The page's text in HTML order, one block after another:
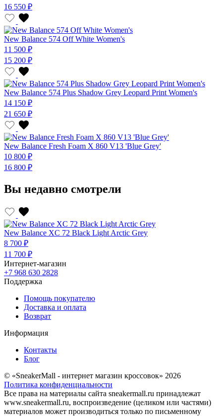
16 550 ₽
New Balance 574 Off White Women's
11 500 ₽
15 200 ₽
New Balance 574 Plus Shadow Grey Leopard Print Women's
14 150 ₽
21 650 ₽
New Balance Fresh Foam X 860 V13 'Blue Grey'
10 800 ₽
16 800 ₽
Вы недавно смотрели
New Balance XC 72 Black Light Arctic Grey
8 700 ₽
11 700 ₽
Интернет-магазин
+7 968 630 2828
Поддержка
Помощь покупателю
Доставка и оплата
Возврат
Информация
Контакты
Блог
© «SneakerMall - интернет магазин кроссовок» 2026
Политика конфиденциальности
Все права на материалы сайта sneakermall.ru принадлежат
www.sneakermall.ru, воспроизведение (целиком или частями)
материалов может производиться только по письменному